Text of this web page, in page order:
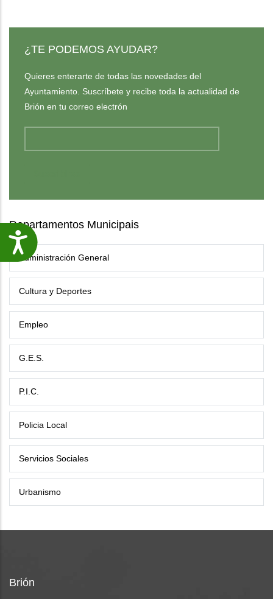
Accesibilidade
¿TE PODEMOS AYUDAR?
Quieres enterarte de todas las novedades del
Ayuntamiento. Suscríbete y recibe toda la actualidad de
Brión en tu correo electrón
Departamentos Municipais
Administración General
Cultura y Deportes
Empleo
G.E.S.
P.I.C.
Policia Local
Servicios Sociales
Urbanismo
Brión